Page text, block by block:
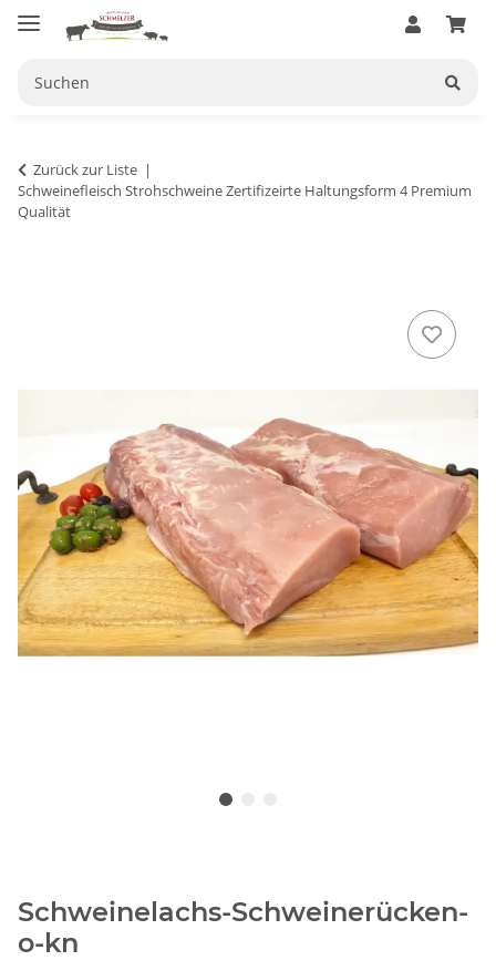
Zurück zur Liste
Schweinefleisch Strohschweine Zertifizeirte Haltungsform 4 Premium
Qualität
Schweinelachs-Schweinerücken-
o-kn